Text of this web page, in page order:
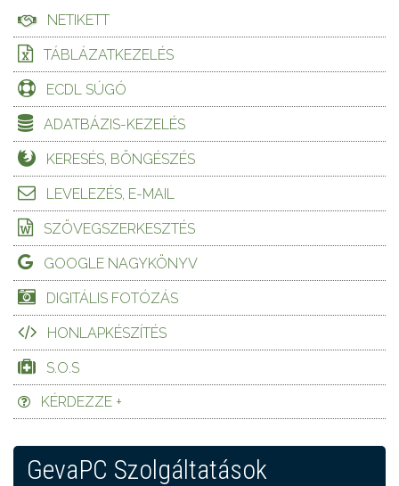
NETIKETT
TÁBLÁZATKEZELÉS
ECDL SÚGÓ
ADATBÁZIS-KEZELÉS
KERESÉS, BÖNGÉSZÉS
LEVELEZÉS, E-MAIL
SZÖVEGSZERKESZTÉS
GOOGLE NAGYKÖNYV
DIGITÁLIS FOTÓZÁS
HONLAPKÉSZÍTÉS
S.O.S
KÉRDEZZE +
GevaPC Szolgáltatások